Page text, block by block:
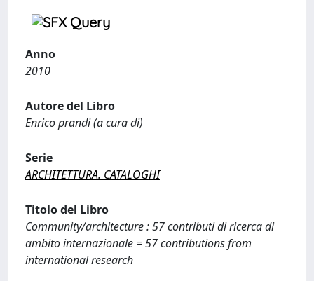
Anno
2010
Autore del Libro
Enrico prandi (a cura di)
Serie
ARCHITETTURA. CATALOGHI
Titolo del Libro
Community/architecture : 57 contributi di ricerca di
ambito internazionale = 57 contributions from
international research